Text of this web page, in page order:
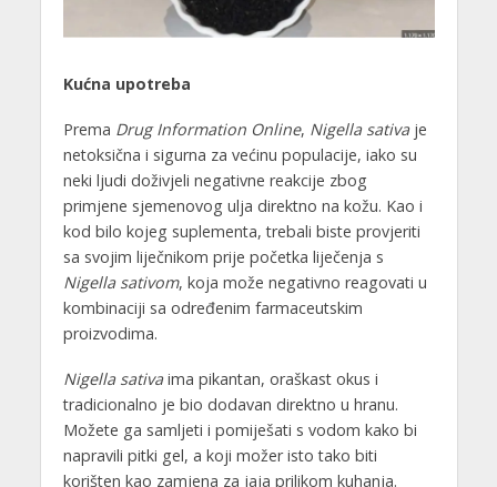
Kućna upotreba
Prema Drug Information Online, Nigella sativaje
netoksična i sigurna za većinu populacije, iako su
neki ljudi doživjeli negativne reakcije zbog
primjene sjemenovog ulja direktno na kožu. Kao i
kod bilo kojeg suplementa, trebali biste provjeriti
sa svojim liječnikom prije početka liječenja s
Nigella sativom, koja može negativno reagovati u
kombinaciji sa određenim farmaceutskim
proizvodima.
Nigella sativaima pikantan, oraškast okus i
tradicionalno je bio dodavan direktno u hranu.
Možete ga samljeti i pomiješati s vodom kako bi
napravili pitki gel, a koji možer isto tako biti
korišten kao zamjena za jaja prilikom kuhanja.